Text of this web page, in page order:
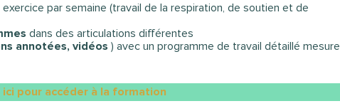
par semaine (travail de la respiration, de soutien et de
dans des articulations différentes
annotées, vidéos ) avec un programme de travail détaillé mesure
ici pour accéder à la formation